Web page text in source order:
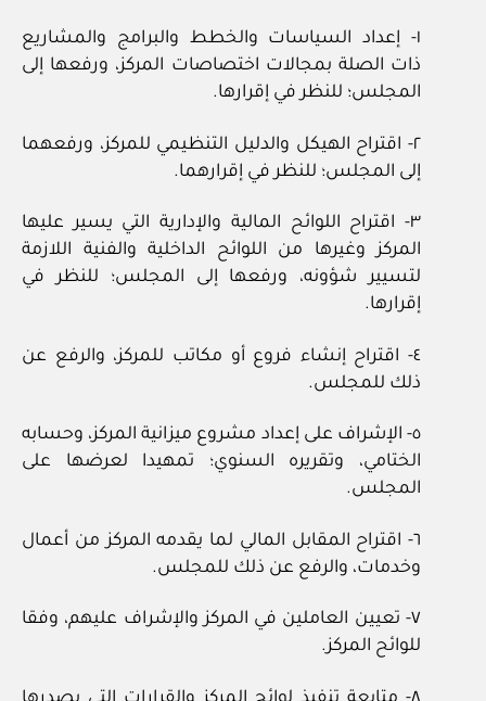
١‏- إعداد السياسات والخطط والبرامج والمشاريع
ذات الصلة بمجالات اختصاصات المركز، ورفعها إلى
المجلس؛ للنظر في إقرارها.
٢‏- اقتراح الهيكل والدليل التنظيمي للمركز، ورفعهما
إلى المجلس؛ للنظر في إقرارهما.
٣‏- اقتراح اللوائح المالية والإدارية التي يسير عليها
المركز وغيرها من اللوائح الداخلية والفنية اللازمة
لتسيير شؤونه، ورفعها إلى المجلس؛ للنظر في
إقرارها.
٤‏- اقتراح إنشاء فروع أو مكاتب للمركز، والرفع عن
ذلك للمجلس.
٥‏- الإشراف على إعداد مشروع ميزانية المركز، وحسابه
الختامي، وتقريره السنوي؛ تمهيدا لعرضها على
المجلس.
٦‏- اقتراح المقابل المالي لما يقدمه المركز من أعمال
وخدمات، والرفع عن ذلك للمجلس.
٧‏- تعيين العاملين في المركز والإشراف عليهم، وفقا
للوائح المركز.